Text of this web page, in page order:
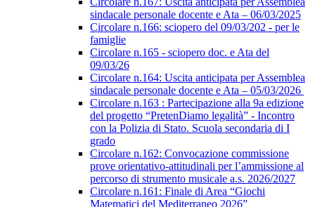
sindacale personale docente e Ata – 06/03/2025
Circolare n.166: sciopero del 09/03/202 - per le
famiglie
Circolare n.165 - sciopero doc. e Ata del
09/03/26
Circolare n.164: Uscita anticipata per Assemblea
sindacale personale docente e Ata – 05/03/2026
Circolare n.163 : Partecipazione alla 9a edizione
del progetto “PretenDiamo legalità” - Incontro
con la Polizia di Stato. Scuola secondaria di I
grado
Circolare n.162: Convocazione commissione
prove orientativo-attitudinali per l’ammissione al
percorso di strumento musicale a.s. 2026/2027
Circolare n.161: Finale di Area “Giochi
Matematici del Mediterraneo 2026”